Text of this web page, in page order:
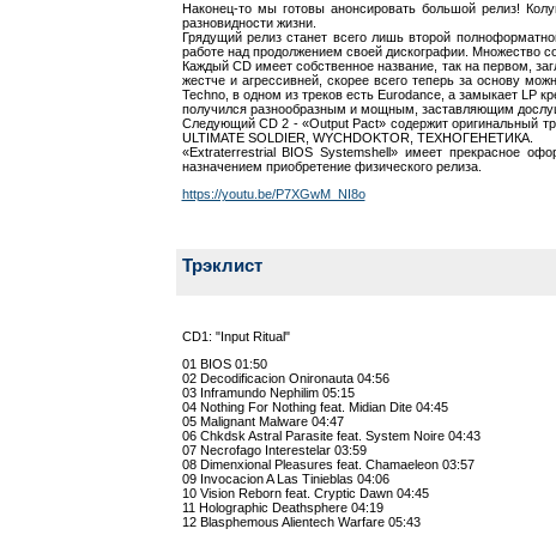
Наконец-то мы готовы анонсировать большой релиз!
разновидности жизни.
Грядущий релиз станет всего лишь второй
работе над продолжением своей дискографии. Множество
Каждый CD имеет собственное название, так на первом,
жестче и агрессивней, скорее всего теперь за основу
Techno, в одном из треков есть Eurodance, а замыкает LP
получился разнообразным и мощным, заставляющим
Следующий CD 2 - «Output Pact» содержит оригинальный
ULTIMATE SOLDIER, WYCHDOKTOR, ТЕХНОГЕНЕТИКА.
«Extraterrestrial BIOS Systemshell» имеет прекрасное
назначением приобретение физического релиза.
https://youtu.be/P7XGwM_NI8o
Трэклист
CD1: "Input Ritual"
01 BIOS 01:50
02 Decodificacion Onironauta 04:56
03 Inframundo Nephilim 05:15
04 Nothing For Nothing feat. Midian Dite 04:45
05 Malignant Malware 04:47
06 Chkdsk Astral Parasite feat. System Noire 04:43
07 Necrofago Interestelar 03:59
08 Dimenxional Pleasures feat. Chamaeleon 03:57
09 Invocacion A Las Tinieblas 04:06
10 Vision Reborn feat. Cryptic Dawn 04:45
11 Holographic Deathsphere 04:19
12 Blasphemous Alientech Warfare 05:43